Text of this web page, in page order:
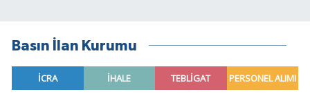
Basın İlan Kurumu